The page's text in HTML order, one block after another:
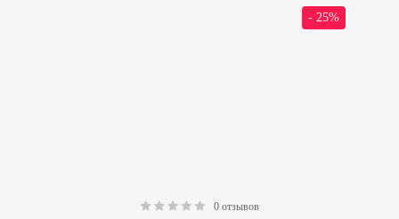
- 25%
0 отзывов